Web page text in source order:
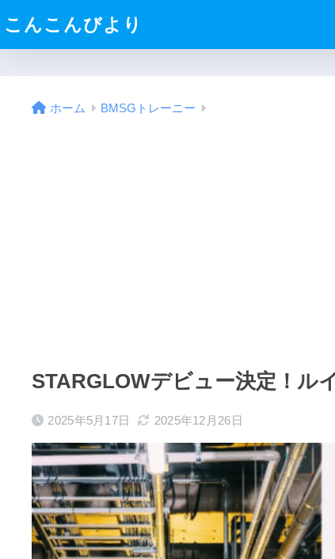
こんこんびより
ホーム BMSGトレーニー
STARGLOWデビュー決定！ル
2025年5月17日 2025年12月26日